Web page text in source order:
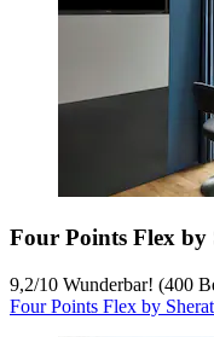
Four Points Flex by
9,2/10 Wunderbar! (400
Four Points Flex by